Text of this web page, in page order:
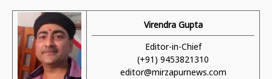
Virendra Gupta
Editor-in-Chief
(+91) 9453821310
editor@mirzapurnews.com